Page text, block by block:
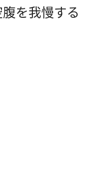
腹を我慢する